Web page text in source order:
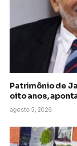
Patrimônio de
oito anos,
agosto 5, 2026